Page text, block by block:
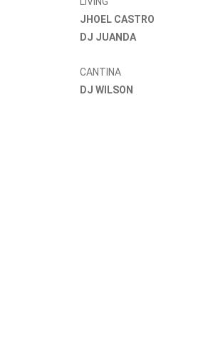
JHOEL CASTRO
DJ JUANDA
CANTINA
DJ WILSON